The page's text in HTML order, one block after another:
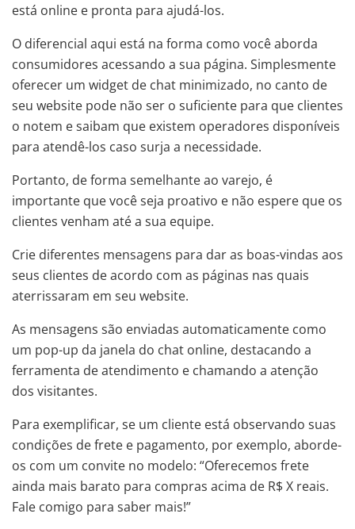
está online e pronta para ajudá-los.
O diferencial aqui está na forma como você aborda
consumidores acessando a sua página. Simplesmente
oferecer um widget de chat minimizado, no canto de
seu website pode não ser o suficiente para que clientes
o notem e saibam que existem operadores disponíveis
para atendê-los caso surja a necessidade.
Portanto, de forma semelhante ao varejo, é
importante que você seja proativo e não espere que os
clientes venham até a sua equipe.
Crie diferentes mensagens para dar as boas-vindas aos
seus clientes de acordo com as páginas nas quais
aterrissaram em seu website.
As mensagens são enviadas automaticamente como
um pop-up da janela do chat online, destacando a
ferramenta de atendimento e chamando a atenção
dos visitantes.
Para exemplificar, se um cliente está observando suas
condições de frete e pagamento, por exemplo, aborde-
os com um convite no modelo: “Oferecemos frete
ainda mais barato para compras acima de R$ X reais.
Fale comigo para saber mais!”